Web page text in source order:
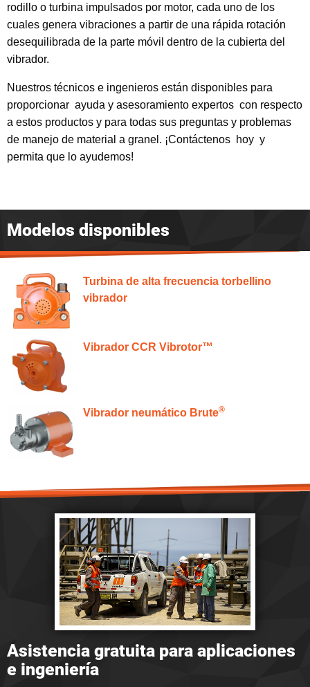
rodillo o turbina impulsados por motor, cada uno de los
cuales genera vibraciones a partir de una rápida rotación
desequilibrada de la parte móvil dentro de la cubierta del
vibrador.
Nuestros técnicos e ingenieros están disponibles para
proporcionar ayuda y asesoramiento expertos con respecto
a estos productos y para todas sus preguntas y problemas
de manejo de material a granel. ¡Contáctenos hoy y
permita que lo ayudemos!
Modelos disponibles
Turbina de alta frecuencia torbellino
vibrador
Vibrador CCR Vibrotor™
Vibrador neumático Brute®
Asistencia gratuita para aplicaciones
e ingeniería